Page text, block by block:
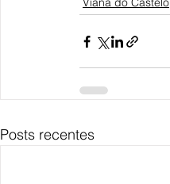
Posts recentes